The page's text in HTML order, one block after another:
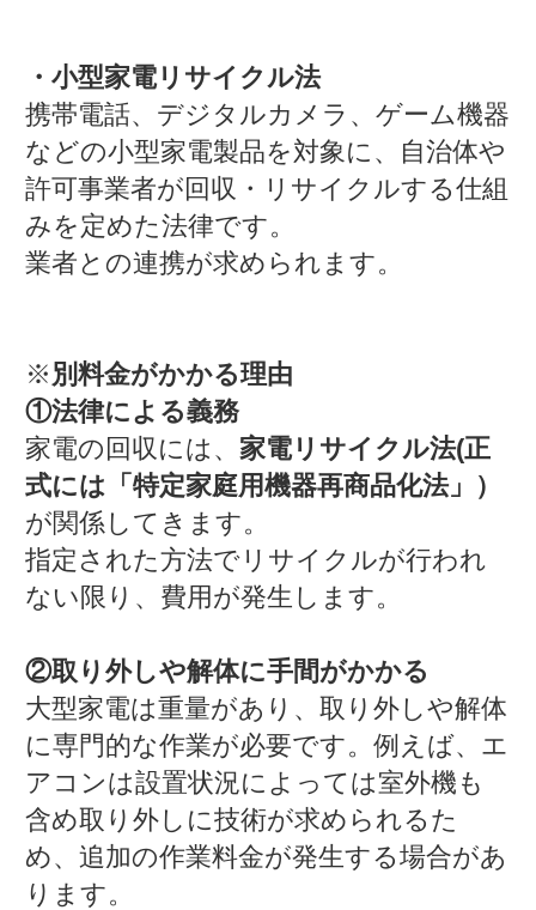
・小型家電リサイクル法
携帯電話、デジタルカメラ、ゲーム機器
などの小型家電製品を対象に、自治体や
許可事業者が回収・リサイクルする仕組
みを定めた法律です。
業者との連携が求められます。
※ 別料金がかかる理由
①法律による義務
家電の回収には、家電リサイクル法(正
式には「特定家庭用機器再商品化法」）
が関係してきます。
指定された方法でリサイクルが行われ
ない限り、費用が発生します。
②取り外しや解体に手間がかかる
大型家電は重量があり、取り外しや解体
に専門的な作業が必要です。例えば、エ
アコンは設置状況によっては室外機も
含め取り外しに技術が求められるた
め、追加の作業料金が発生する場合があ
ります。